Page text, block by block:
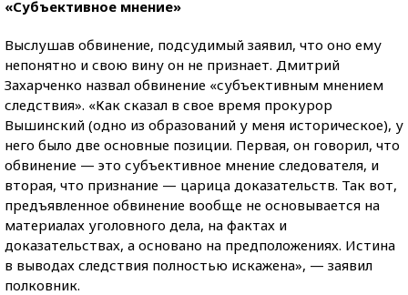
«Субъективное мнение»
Выслушав обвинение, подсудимый заявил, что оно ему
непонятно и свою вину он не признает. Дмитрий
Захарченко назвал обвинение «субъективным мнением
следствия». «Как сказал в свое время прокурор
Вышинский (одно из образований у меня историческое), у
него было две основные позиции. Первая, он говорил, что
обвинение — это субъективное мнение следователя, и
вторая, что признание — царица доказательств. Так вот,
предъявленное обвинение вообще не основывается на
материалах уголовного дела, на фактах и
доказательствах, а основано на предположениях. Истина
в выводах следствия полностью искажена», — заявил
полковник.